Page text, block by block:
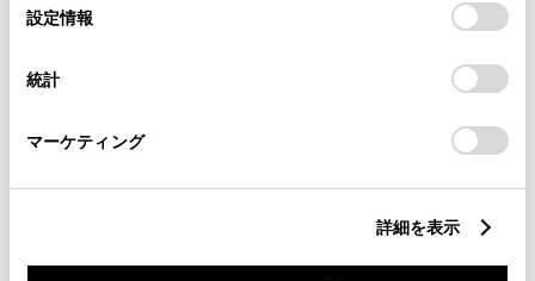
デバイスにすべてのCookie(クッキー)が保存されることに同
意したことになります。Cookie(クッキー)のオプトアウト、
設定の変更、同意を撤回したりするにあたっては、当社の
「Cookie（クッキー）情報の取り扱いについて
」をご覧くだ
設定情報
統計
マーケティング
詳細を表示